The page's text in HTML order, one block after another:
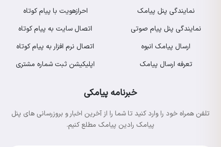
نمایندگی پنل پیامک
نمایندگی پنل پیام صوتی
ارسال پیامک انبوه
تعرفه ارسال پیامک
احرازهویت با پیام کوتاه
اتصال سایت به پیام کوتاه
اتصال نرم افزار به پیام کوتاه
اپلیکیشن ثبت شماره مشتری
خبرنامه پیامکی
تلفن همراه خود را وارد کنید تا شما را از آخرین اخبار و بروزرسانی های پنل
پیامک رادین پیامک مطلع کنیم.